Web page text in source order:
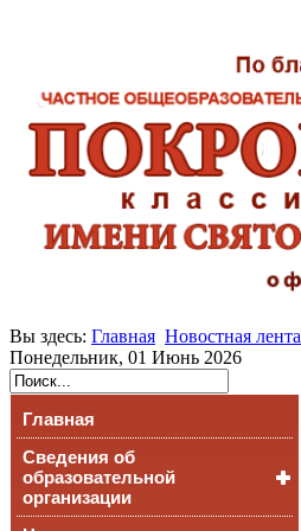
Вы здесь: Главная Новостная лента
Понедельник, 01 Июнь 2026
Главная
Сведения об
образовательной
организации